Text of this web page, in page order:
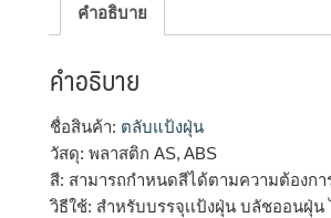
คำอธิบาย
คำอธิบาย
ชื่อสินค้า: ตลับแป้งฝุ่น
วัสดุ: พลาสติก AS, ABS
สี: สามารถกำหนดสีได้ตามความต้องกา
วิธีใช้: สำหรับบรรจุเเป้งฝุ่น บลัชออนฝุ่